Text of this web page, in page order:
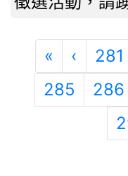
« 第一頁
‹ 上一頁
281
285
286